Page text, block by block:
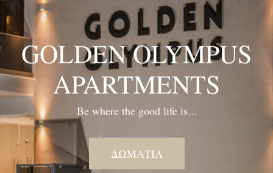
GOLDEN OLYMPUS
APARTMENTS
Be where the good life is...
ΔΩΜΑΤΙΑ